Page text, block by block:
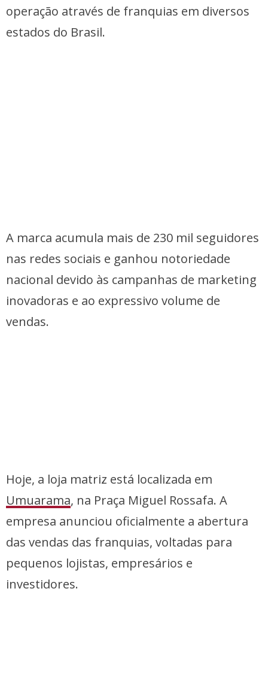
operação através de franquias em diversos
estados do Brasil.
A marca acumula mais de 230 mil seguidores
nas redes sociais e ganhou notoriedade
nacional devido às campanhas de marketing
inovadoras e ao expressivo volume de
vendas.
Hoje, a loja matriz está localizada em
Umuarama, na Praça Miguel Rossafa. A
empresa anunciou oficialmente a abertura
das vendas das franquias, voltadas para
pequenos lojistas, empresários e
investidores.